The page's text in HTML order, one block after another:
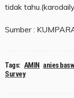
tidak
Sumber :
Tags: AMIN anies
Survey